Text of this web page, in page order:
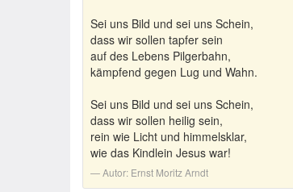
Sei uns Bild und sei uns Schein,
dass wir sollen tapfer sein
auf des Lebens Pilgerbahn,
kämpfend gegen Lug und Wahn.
Sei uns Bild und sei uns Schein,
dass wir sollen heilig sein,
rein wie Licht und himmelsklar,
wie das Kindlein Jesus war!
Autor: Ernst Moritz Arndt